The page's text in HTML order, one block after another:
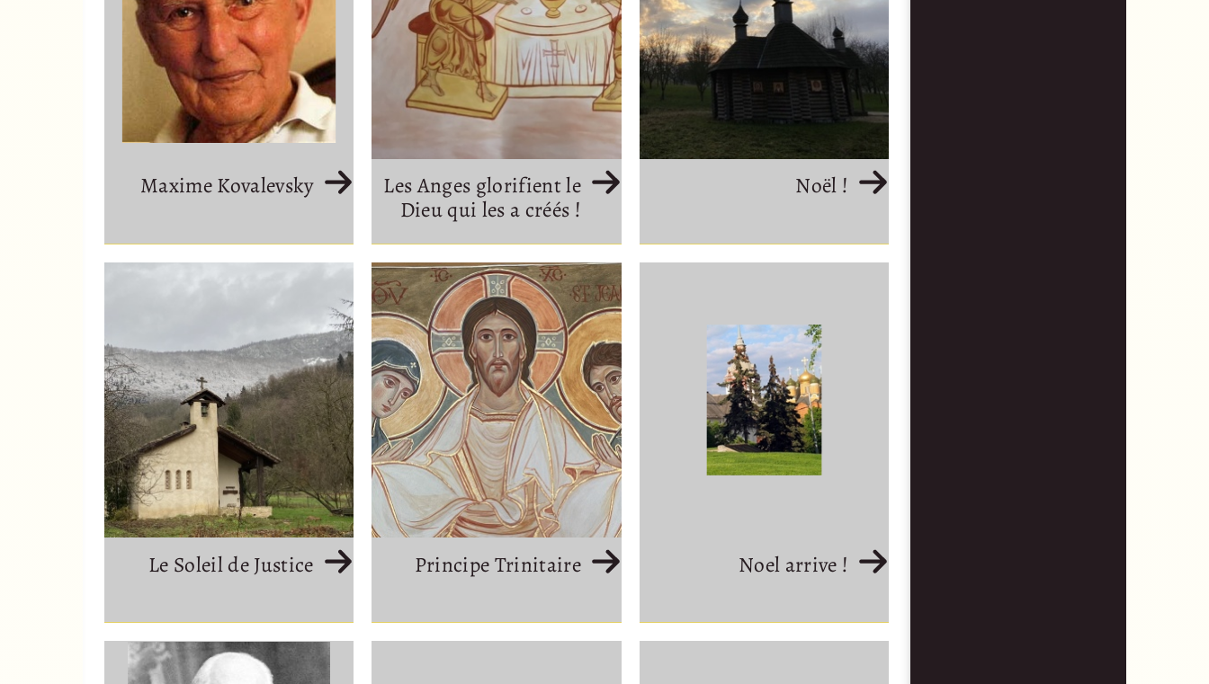
Maxime Kovalevsky
Les Anges glorifient le
Dieu qui les a créés !
Noël !
Le Soleil de Justice Principe Trinitaire Noel arrive !